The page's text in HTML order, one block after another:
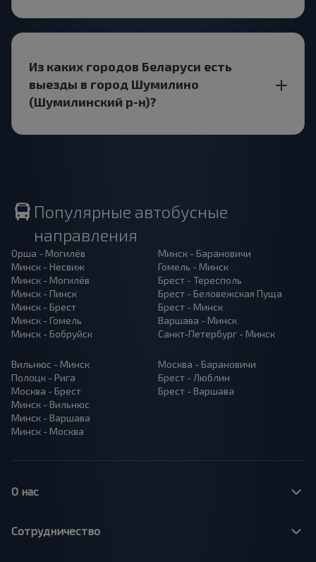
Из каких городов Беларуси есть
выезды в город Шумилино
(Шумилинский р-н)?
Популярные автобусные
направления
Орша - Могилёв
Минск - Несвиж
Минск - Могилёв
Минск - Пинск
Минск - Брест
Минск - Гомель
Минск - Бобруйск
Минск - Барановичи
Гомель - Минск
Брест - Тересполь
Брест - Беловежская Пуща
Брест - Минск
Варшава - Минск
Санкт-Петербург - Минск
Вильнюс - Минск
Полоцк - Рига
Москва - Брест
Минск - Вильнюс
Минск - Варшава
Минск - Москва
Москва - Барановичи
Брест - Люблин
Брест - Варшава
О нас
Сотрудничество